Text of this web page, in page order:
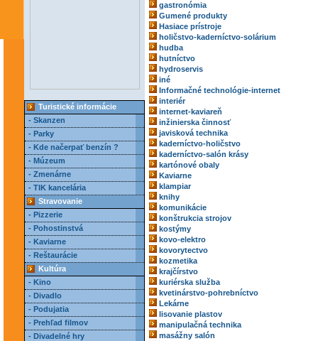
Turistické informácie
- Skanzen
- Parky
- Kde načerpať benzín ?
- Múzeum
- Zmenárne
- TIK kancelária
Stravovanie
- Pizzerie
- Pohostinstvá
- Kaviarne
- Reštaurácie
Kultúra
- Kino
- Divadlo
- Podujatia
- Prehľad filmov
- Divadelné hry
gastronómia
Gumené produkty
Hasiace prístroje
holičstvo-kaderníctvo-solárium
hudba
hutníctvo
hydroservis
iné
Informačné technológie-internet
interiér
internet-kaviareň
inžinierska činnosť
javisková technika
kaderníctvo-holičstvo
kaderníctvo-salón krásy
kartónové obaly
Kaviarne
klampiar
knihy
komunikácie
konštrukcia strojov
kostýmy
kovo-elektro
kovorytectvo
kozmetika
krajčírstvo
kuriérska služba
kvetinárstvo-pohrebníctvo
Lekárne
lisovanie plastov
manipulačná technika
masážny salón